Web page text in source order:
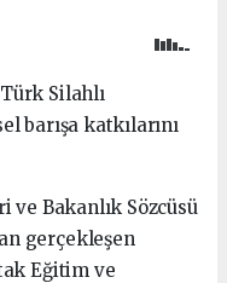
Silahlı
barışa katkılarını
Bakanlık Sözcüsü
gerçekleşen
Eğitim ve